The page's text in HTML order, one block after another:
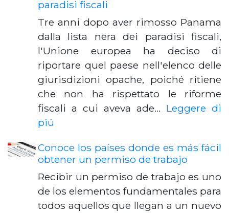
paradisi fiscali
Tre anni dopo aver rimosso Panama
dalla lista nera dei paradisi fiscali,
l'Unione europea ha deciso di
riportare quel paese nell'elenco delle
giurisdizioni opache, poiché ritiene
che non ha rispettato le riforme
fiscali a cui aveva ade… Leggere di
piú
Conoce los países donde es más fácil
obtener un permiso de trabajo
Recibir un permiso de trabajo es uno
de los elementos fundamentales para
todos aquellos que llegan a un nuevo